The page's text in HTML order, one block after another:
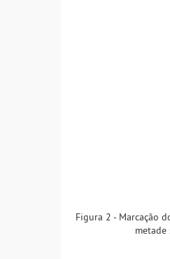
Figura 2 - Marcação